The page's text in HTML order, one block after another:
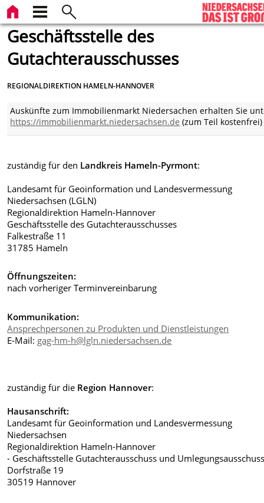
Geschäftsstelle des
Gutachterausschusses
REGIONALDIREKTION HAMELN-HANNOVER
Auskünfte zum Immobilienmarkt Niedersachen erhalten Sie
https://immobilienmarkt.niedersachsen.de (zum Teil kostenfrei)
zuständig für den Landkreis Hameln-Pyrmont:
Landesamt für Geoinformation und Landesvermessung
Niedersachsen (LGLN)
Regionaldirektion Hameln-Hannover
Geschäftsstelle des Gutachterausschusses
Falkestraße 11
31785 Hameln
Öffnungszeiten:
nach vorheriger Terminvereinbarung
Kommunikation:
Ansprechpersonen zu Produkten und Dienstleistungen
E-Mail: gag-hm-h@lgln.niedersachsen.de
zuständig für die Region Hannover:
Hausanschrift:
Landesamt für Geoinformation und Landesvermessung
Niedersachsen
Regionaldirektion Hameln-Hannover
- Geschäftsstelle Gutachterausschuss und
Dorfstraße 19
30519 Hannover